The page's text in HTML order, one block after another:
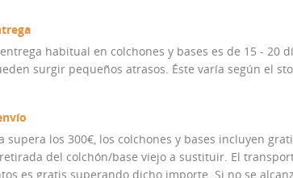
habitual en colchones y bases es de 15 - 20
surgir pequeños atrasos. Éste varía según el
supera los 300€, los colchones y bases incluyen
del colchón/base viejo a sustituir. El
es gratis superando dicho importe. Si no se